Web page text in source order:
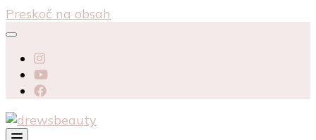
Preskoč na obsah